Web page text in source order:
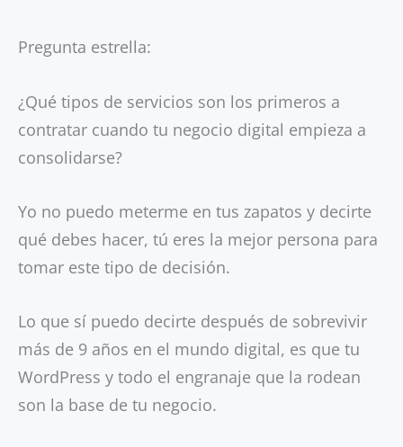
Pregunta estrella:
¿Qué tipos de servicios son los primeros a
contratar cuando tu negocio digital empieza a
consolidarse?
Yo no puedo meterme en tus zapatos y decirte
qué debes hacer, tú eres la mejor persona para
tomar este tipo de decisión.
Lo que sí puedo decirte después de sobrevivir
más de 9 años en el mundo digital, es que tu
WordPress y todo el engranaje que la rodean
son la base de tu negocio.